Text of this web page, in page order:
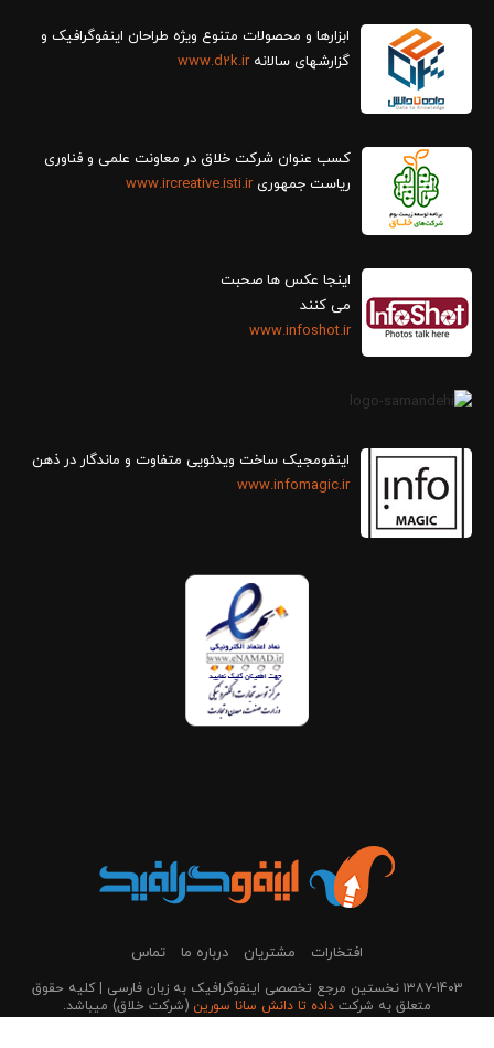
ابزارها و محصولات متنوع ویژه طراحان اینفوگرافیک و
گزارش‎های سالانه
www.d2k.ir
کسب عنوان شرکت خلاق در معاونت علمی و فناوری
ریاست جمهوریwww.ircreative.isti.ir
اینجا عکس ها صحبت
می کنند
www.infoshot.ir
اینفومجیک ساخت ویدئویی متفاوت و ماندگار در ذهن
www.infomagic.ir
افتخارات مشتریان درباره ما تماس
۱۳۸۷-1403 نخستین مرجع تخصصی اینفوگرافیک به زبان فارسی | کلیه حقوق
متعلق به شرکت داده تا دانش سانا سورین (شرکت خلاق) می‎باشد.